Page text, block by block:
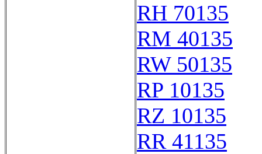
RH 70135
RM 40135
RW 50135
RP 10135
RZ 10135
RR 41135